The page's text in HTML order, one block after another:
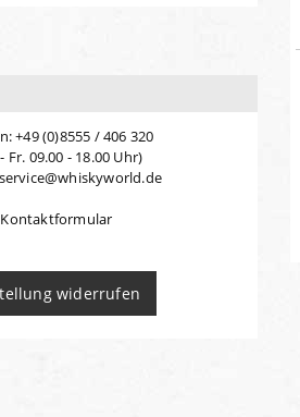
+49 (0)8555 / 406 320
Fr. 09.00 - 18.00 Uhr)
Kontaktformular
widerrufen